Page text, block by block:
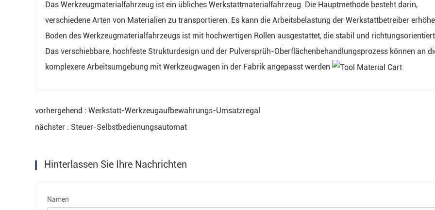
Das Werkzeugmaterialfahrzeug ist ein übliches Werkstattmaterialfahrzeug. Die Hauptmethode besteht darin,
verschiedene Arten von Materialien zu transportieren. Es kann die Arbeitsbelastung der Werkstattbetreiber
Boden des Werkzeugmaterialfahrzeugs ist mit hochwertigen Rollen ausgestattet, die stabil und
Das verschiebbare, hochfeste Strukturdesign und der Pulversprüh-Oberflächenbehandlungsprozess können an
komplexere Arbeitsumgebung mit Werkzeugwagen in der Fabrik angepasst werden
vorhergehend : Werkstatt-Werkzeugaufbewahrungs-Umsatzregal
nächster : Steuer-Selbstbedienungsautomat
Hinterlassen Sie Ihre Nachrichten
Namen